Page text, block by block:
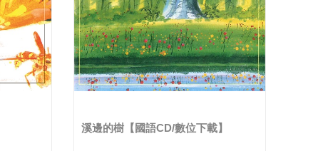
溪邊的樹【國語CD/數位下載】